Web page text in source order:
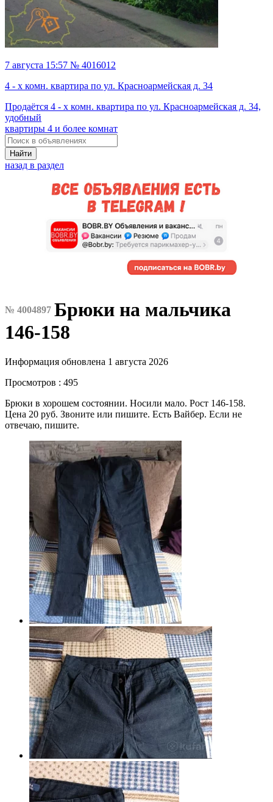
7 августа 15:57 № 4016012
4 - х комн. квартира по ул. Красноармейская д. 34
Продаётся 4 - х комн. квартира по ул. Красноармейская д. 34,
удобный
квартиры 4 и более комнат
Найти
назад в раздел
№ 4004897 Брюки на мальчика
146-158
Информация обновлена 1 августа 2026
Просмотров : 495
Брюки в хорошем состоянии. Носили мало. Рост 146-158.
Цена 20 руб. Звоните или пишите. Есть Вайбер. Если не
отвечаю, пишите.